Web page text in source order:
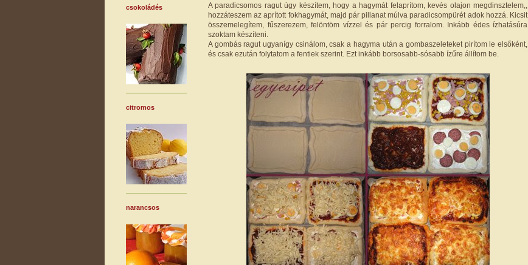
A paradicsomos ragut úgy készítem, hogy a hagymát felaprítom, kevés olajon megdinsztelem,,
hozzáteszem az aprított fokhagymát, majd pár pillanat múlva paradicsompürét adok hozzá. Kicsit
összemelegítem, fűszerezem, felöntöm vízzel és pár percig forralom. Inkább édes ízhatásúra
szoktam készíteni.
A gombás ragut ugyanígy csinálom, csak a hagyma után a gombaszeleteket pirítom le elsőként,
és csak ezután folytatom a fentiek szerint. Ezt inkább borsosabb-sósabb ízűre állítom be.
csokoládés
citromos
narancsos